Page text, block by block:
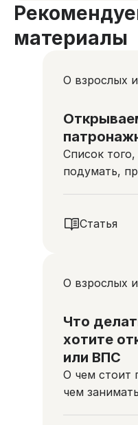
материалы
О взрослых
Список
подумать,
Статья
О взрослых
Что
хотите
или ВПС
О чем стоит
чем